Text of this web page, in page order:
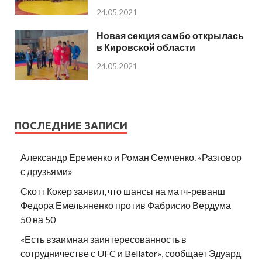
24.05.2021
Новая секция самбо открылась
в Кировской области
24.05.2021
ПОСЛЕДНИЕ ЗАПИСИ
Александр Еременко и Роман Семченко. «Разговор
с друзьями»
Скотт Кокер заявил, что шансы на матч-реванш
Федора Емельяненко против Фабрисио Вердума
50 на 50
«Есть взаимная заинтересованность в
сотрудничестве с UFC и Bellator», сообщает Эдуард